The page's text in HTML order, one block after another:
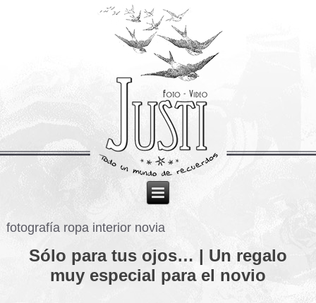
fotografía ropa interior novia
Sólo para tus ojos… | Un regalo
muy especial para el novio